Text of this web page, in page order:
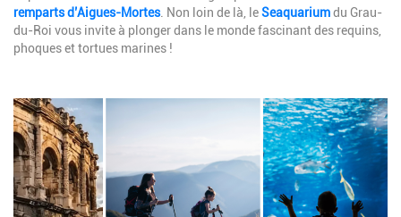
remparts d’Aigues-Mortes. Non loin de là, leSeaquariumdu Grau-
du-Roi vous invite à plonger dans le monde fascinant des requins,
phoques et tortues marines !
Image